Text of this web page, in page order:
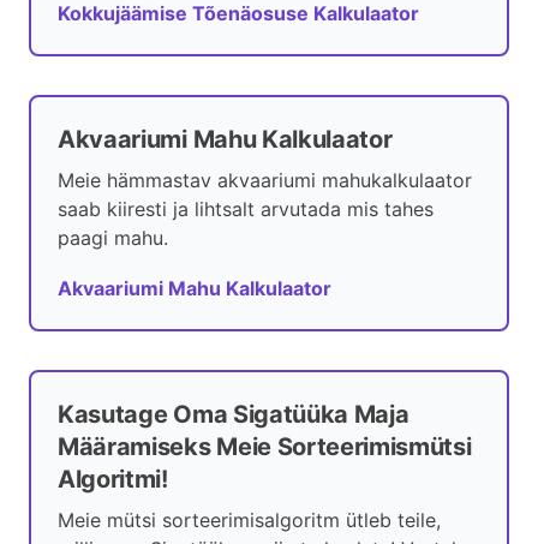
Kokkujäämise Tõenäosuse Kalkulaator
Akvaariumi Mahu Kalkulaator
Meie hämmastav akvaariumi mahukalkulaator
saab kiiresti ja lihtsalt arvutada mis tahes
paagi mahu.
Akvaariumi Mahu Kalkulaator
Kasutage Oma Sigatüüka Maja
Määramiseks Meie Sorteerimismütsi
Algoritmi!
Meie mütsi sorteerimisalgoritm ütleb teile,